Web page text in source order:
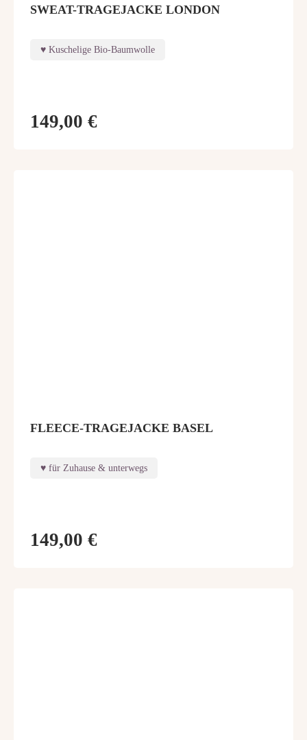
SWEAT-TRAGEJACKE LONDON
Kuschelige Bio-Baumwolle
149,00 €
FLEECE-TRAGEJACKE BASEL
für Zuhause & unterwegs
149,00 €